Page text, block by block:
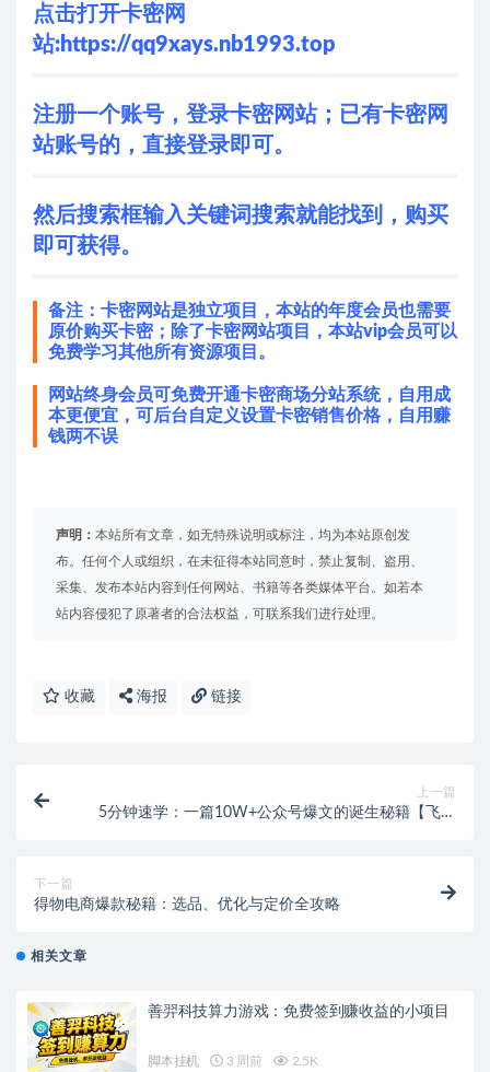
点击打开卡密网
站: https://qq9xays.nb1993.top
注册一个账号，登录卡密网站；已有卡密网
站账号的，直接登录即可。
然后搜索框输入关键词搜索就能找到，购买
即可获得。
备注：卡密网站是独立项目，本站的年度会员也需要
原价购买卡密；除了卡密网站项目，本站vip会员可以
免费学习其他所有资源项目。
网站终身会员可免费开通卡密商场分站系统，自用成
本更便宜，可后台自定义设置卡密销售价格，自用赚
钱两不误
声明： 本站所有文章，如无特殊说明或标注，均为本站原创发
布。任何个人或组织，在未征得本站同意时，禁止复制、盗用、
采集、发布本站内容到任何网站、书籍等各类媒体平台。如若本
站内容侵犯了原著者的合法权益，可联系我们进行处理。
收藏 海报 链接
上一篇
5分钟速学：一篇10W+公众号爆文的诞生秘籍【飞书
下一篇
得物电商爆款秘籍：选品、优化与定价全攻略
相关文章
善羿科技算力游戏：免费签到赚收益的小项目
脚本挂机 3 周前 2.5K